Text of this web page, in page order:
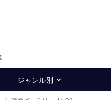
ジャンル別